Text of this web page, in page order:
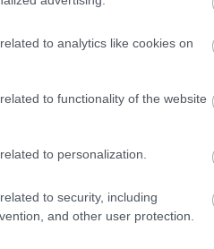
to analytics like cookies on
to functionality of the website
to personalization.
to security, including
and other user protection.